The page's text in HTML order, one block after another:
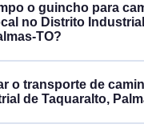
o guincho para
no Distrito
o transporte de
de Taquaralto,